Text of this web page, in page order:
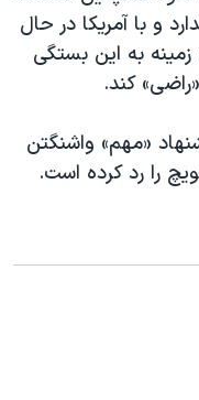
و با آمریکا در حال
به این بستگی
کند.
«مهم» واشنگتن
را رد کرده است.